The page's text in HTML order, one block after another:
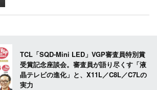
TCL「SQD-Mini LED」VGP審査員特別賞
受賞記念座談会。審査員が語り尽くす「液
晶テレビの進化」と、X11L／C8L／C7Lの
実力